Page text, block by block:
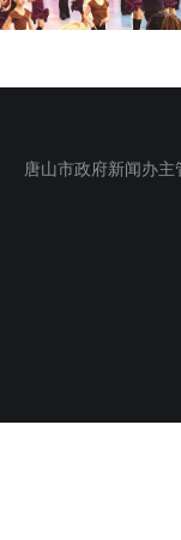
唐山市政府新闻办